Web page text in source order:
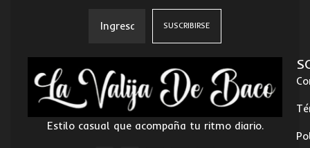
Estilo casual que acompaña tu ritmo diario.